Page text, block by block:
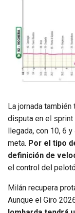
La jornada
disputa en el
llegada, con 10, 6
meta. Por el tipo
definición de
el control del
Milán recupera
Aunque el Giro